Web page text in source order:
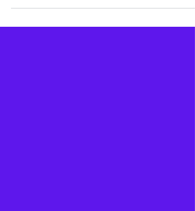
っ！